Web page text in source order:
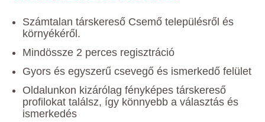
Számtalan társkereső Csemő településről és
környékéről.
Mindössze 2 perces regisztráció
Gyors és egyszerű csevegő és ismerkedő felület
Oldalunkon kizárólag fényképes társkereső
profilokat találsz, így könnyebb a választás és
ismerkedés